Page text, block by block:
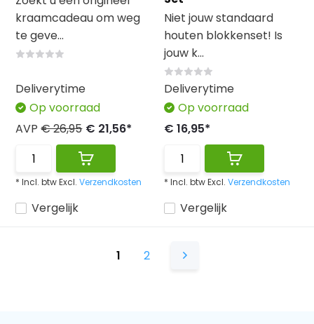
kraamcadeau om weg
te geve...
Vergelijk
Deliverytime
Op voorraad
AVP€ 26,95 € 21,56*
* Incl. btw Excl.Verzendkosten
Niet jouw standaard
houten blokkenset! Is
jouw k...
Vergelijk
Deliverytime
Op voorraad
€ 16,95*
* Incl. btw Excl. Verzendkosten
1 2